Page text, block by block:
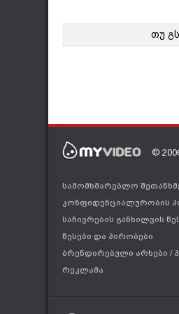
თუ
©
სამომხმარებლო
კონფიდენციალურობის
საჩივრების განხილვის
წესები და პირობები
ბრენდირებული არხები /
რეკლამა